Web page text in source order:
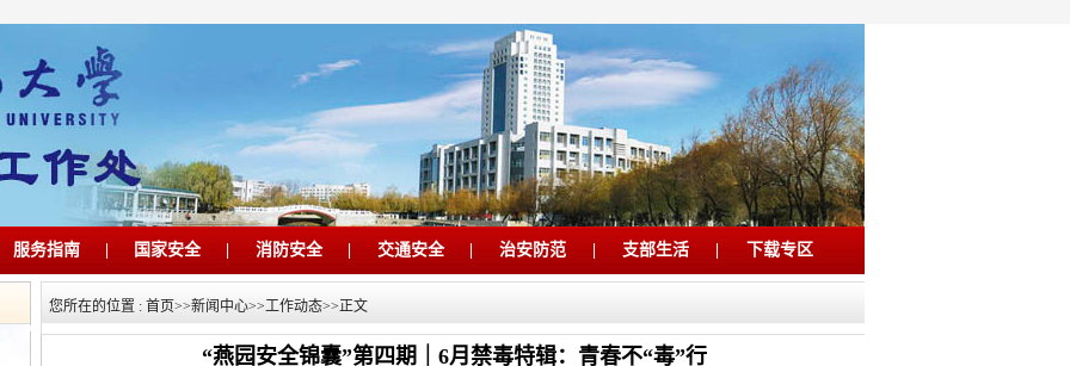
服务指南 国家安全 消防安全 交通安全 治安防范 支部生活 下载专区
您所在的位置 : 首页>>新闻中心>>工作动态>>正文
“燕园安全锦囊”第四期｜6月禁毒特辑：青春不“毒”行